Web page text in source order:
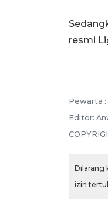
resmi
Pewarta :
Editor:
Dilarang
izin